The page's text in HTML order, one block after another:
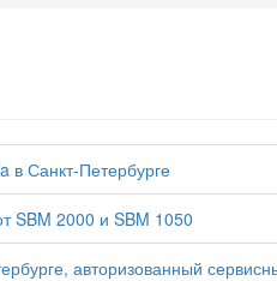
в Санкт-Петербурге
SBM 2000 и SBM 1050
авторизованный